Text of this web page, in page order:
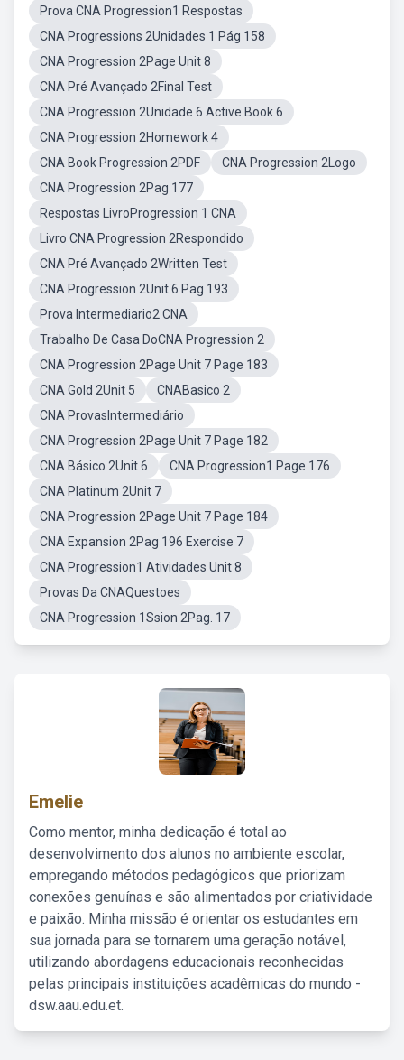
Prova CNA Progression1 Respostas
CNA Progressions 2Unidades 1 Pág 158
CNA Progression 2Page Unit 8
CNA Pré Avançado 2Final Test
CNA Progression 2Unidade 6 Active Book 6
CNA Progression 2Homework 4
CNA Book Progression 2PDF
CNA Progression 2Logo
CNA Progression 2Pag 177
Respostas LivroProgression 1 CNA
Livro CNA Progression 2Respondido
CNA Pré Avançado 2Written Test
CNA Progression 2Unit 6 Pag 193
Prova Intermediario2 CNA
Trabalho De Casa DoCNA Progression 2
CNA Progression 2Page Unit 7 Page 183
CNA Gold 2Unit 5
CNABasico 2
CNA ProvasIntermediário
CNA Progression 2Page Unit 7 Page 182
CNA Básico 2Unit 6
CNA Progression1 Page 176
CNA Platinum 2Unit 7
CNA Progression 2Page Unit 7 Page 184
CNA Expansion 2Pag 196 Exercise 7
CNA Progression1 Atividades Unit 8
Provas Da CNAQuestoes
CNA Progression 1Ssion 2Pag. 17
Emelie
Como mentor, minha dedicação é total ao
desenvolvimento dos alunos no ambiente escolar,
empregando métodos pedagógicos que priorizam
conexões genuínas e são alimentados por criatividade
e paixão. Minha missão é orientar os estudantes em
sua jornada para se tornarem uma geração notável,
utilizando abordagens educacionais reconhecidas
pelas principais instituições acadêmicas do mundo -
dsw.aau.edu.et.